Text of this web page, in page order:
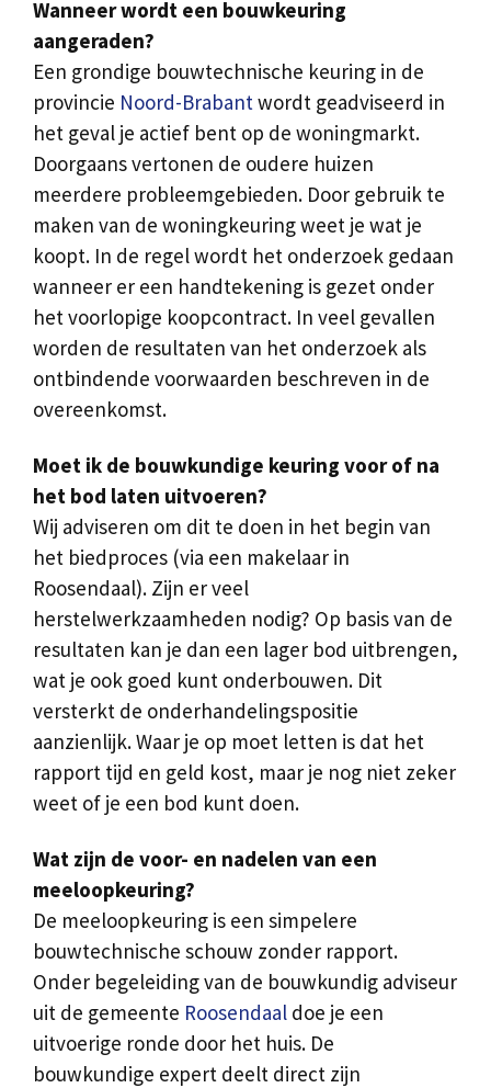
Wanneer wordt een bouwkeuring
aangeraden?
Een grondige bouwtechnische keuring in de
provincie Noord-Brabantwordt geadviseerd in
het geval je actief bent op de woningmarkt.
Doorgaans vertonen de oudere huizen
meerdere probleemgebieden. Door gebruik te
maken van de woningkeuring weet je wat je
koopt. In de regel wordt het onderzoek gedaan
wanneer er een handtekening is gezet onder
het voorlopige koopcontract. In veel gevallen
worden de resultaten van het onderzoek als
ontbindende voorwaarden beschreven in de
overeenkomst.
Moet ik de bouwkundige keuring voor of na
het bod laten uitvoeren?
Wij adviseren om dit te doen in het begin van
het biedproces (via een makelaar in
Roosendaal). Zijn er veel
herstelwerkzaamheden nodig? Op basis van de
resultaten kan je dan een lager bod uitbrengen,
wat je ook goed kunt onderbouwen. Dit
versterkt de onderhandelingspositie
aanzienlijk. Waar je op moet letten is dat het
rapport tijd en geld kost, maar je nog niet zeker
weet of je een bod kunt doen.
Wat zijn de voor- en nadelen van een
meeloopkeuring?
De meeloopkeuring is een simpelere
bouwtechnische schouw zonder rapport.
Onder begeleiding van de bouwkundig adviseur
uit de gemeente Roosendaal doe je een
uitvoerige ronde door het huis. De
bouwkundige expert deelt direct zijn